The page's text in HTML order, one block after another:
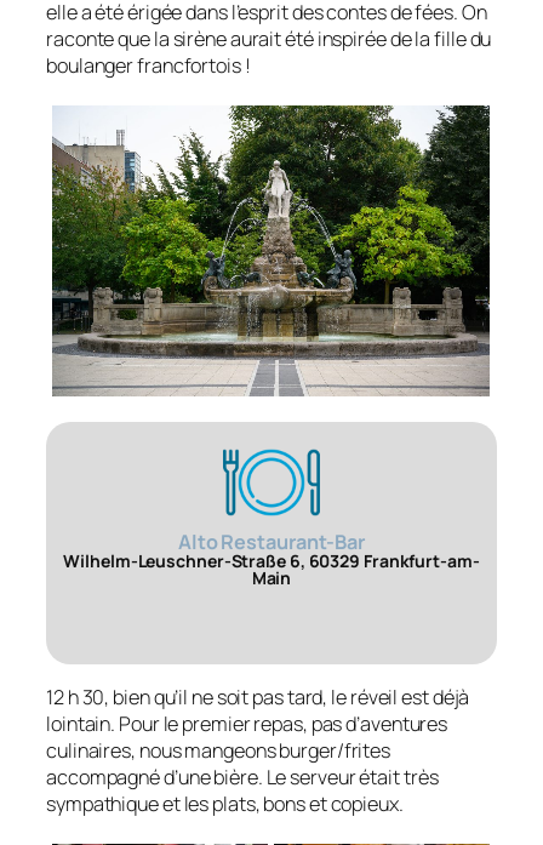
elle a été érigée dans l’esprit des contes de fées. On
raconte que la sirène aurait été inspirée de la fille du
boulanger francfortois !
Alto Restaurant-Bar
Wilhelm-Leuschner-Straße 6, 60329 Frankfurt-am-
Main
12 h 30, bien qu’il ne soit pas tard, le réveil est déjà
lointain. Pour le premier repas, pas d’aventures
culinaires, nous mangeons burger/frites
accompagné d’une bière. Le serveur était très
sympathique et les plats, bons et copieux.